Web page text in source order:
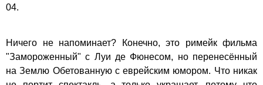
04.
Ничего не напоминает? Конечно, это римейк фильма
"Замороженный" с Луи де Фюнесом, но перенесённый
на Землю Обетованную с еврейским юмором. Что никак